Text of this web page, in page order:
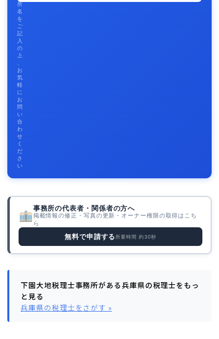
所
名
を
ご
記
入
の
上
、
お
気
軽
に
お
問
い
合
わ
せ
く
だ
さ
い
事務所の代表者・関係者の方へ
掲載情報の修正・写真の更新・オーナー権限の取得はこち
ら
無料で申請する 所要時間 約30秒
下園大地税理士事務所がある兵庫県の税理士をもっ
と見る
兵庫県の税理士をさがす »